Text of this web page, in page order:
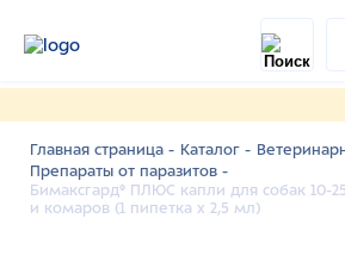
Главная страница - Каталог -
Препараты от паразитов -
Бимаксгард® ПЛЮС капли для собак 10-
и комаров (1 пипетка х 2,5 мл)